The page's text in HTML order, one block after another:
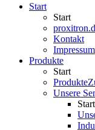
Start
Start
Kontakt
Impressum
Produkte
Start
Produkte
Unsere
Start